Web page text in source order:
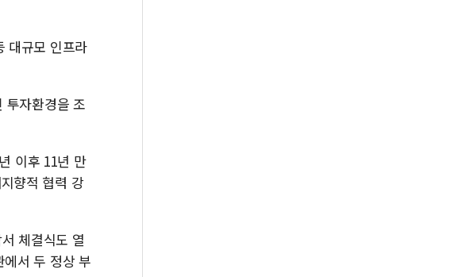
대규모 인프라
투자환경을 조
이후 11년 만
향적 협력 강
체결식도 열
서 두 정상 부